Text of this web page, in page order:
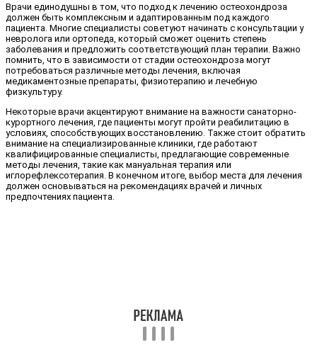
Врачи единодушны в том, что подход к лечению остеохондроза
должен быть комплексным и адаптированным под каждого
пациента. Многие специалисты советуют начинать с консультации у
невролога или ортопеда, который сможет оценить степень
заболевания и предложить соответствующий план терапии. Важно
помнить, что в зависимости от стадии остеохондроза могут
потребоваться различные методы лечения, включая
медикаментозные препараты, физиотерапию и лечебную
физкультуру.
Некоторые врачи акцентируют внимание на важности санаторно-
курортного лечения, где пациенты могут пройти реабилитацию в
условиях, способствующих восстановлению. Также стоит обратить
внимание на специализированные клиники, где работают
квалифицированные специалисты, предлагающие современные
методы лечения, такие как мануальная терапия или
иглорефлексотерапия. В конечном итоге, выбор места для лечения
должен основываться на рекомендациях врачей и личных
предпочтениях пациента.